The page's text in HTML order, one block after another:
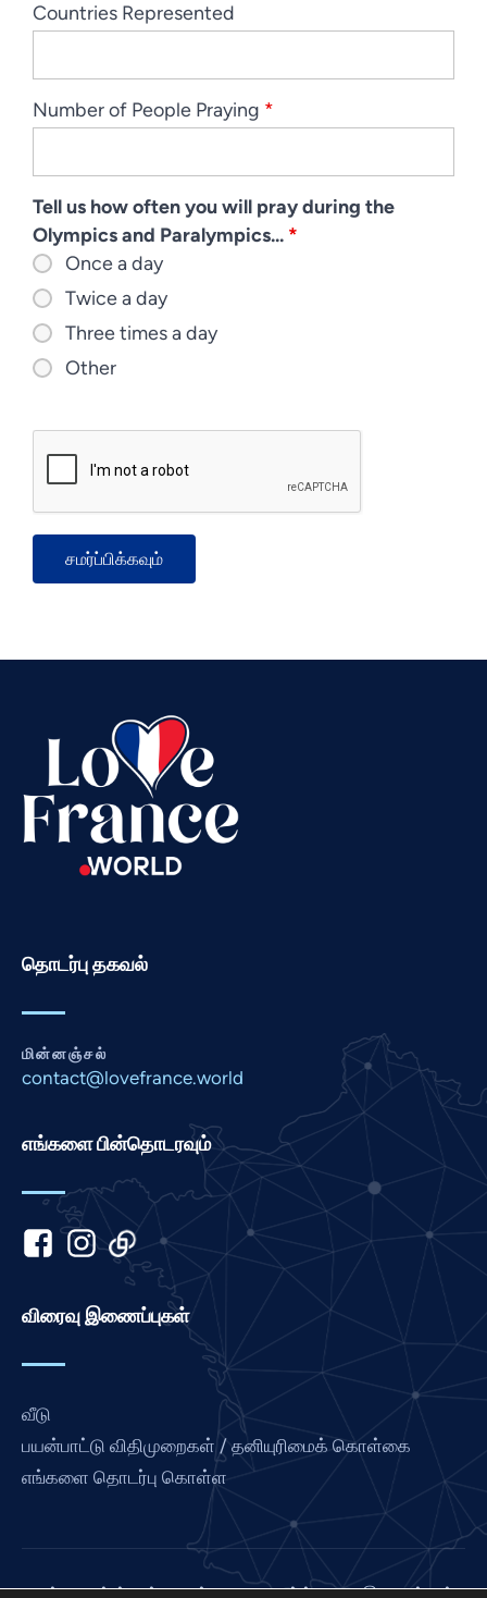
Countries Represented
Number of People Praying *
Tell us how often you will pray during the
Olympics and Paralympics... *
Once a day
Twice a day
Three times a day
Other
தொடர்பு தகவல்
மின்னஞ்சல்
contact@lovefrance.world
எங்களை பின்தொடரவும்
விரைவு இணைப்புகள்
வீடு
பயன்பாட்டு விதிமுறைகள் / தனியுரிமைக் கொள்கை
எங்களை தொடர்பு கொள்ள
Finnish
French
Italian
Japanese
Kannada
Korean
Malay
Marathi